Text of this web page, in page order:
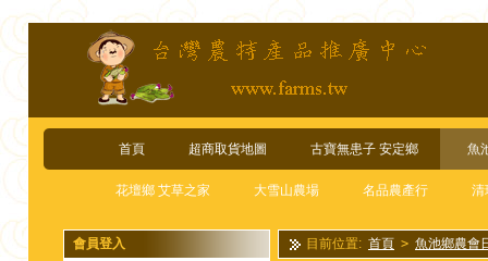
首頁 超商取貨地圖 古寶無患子 安定鄉 魚
花壇鄉 艾草之家 大雪山農場 名品農產行 清
會員登入 目前位置: 首頁 > 魚池鄉農會